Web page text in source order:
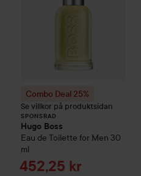
Combo Deal 25%
Se villkor på produktsidan
SPONSRAD
Hugo Boss
Eau de Toilette for Men 30
ml
Reapris
452,25 kr